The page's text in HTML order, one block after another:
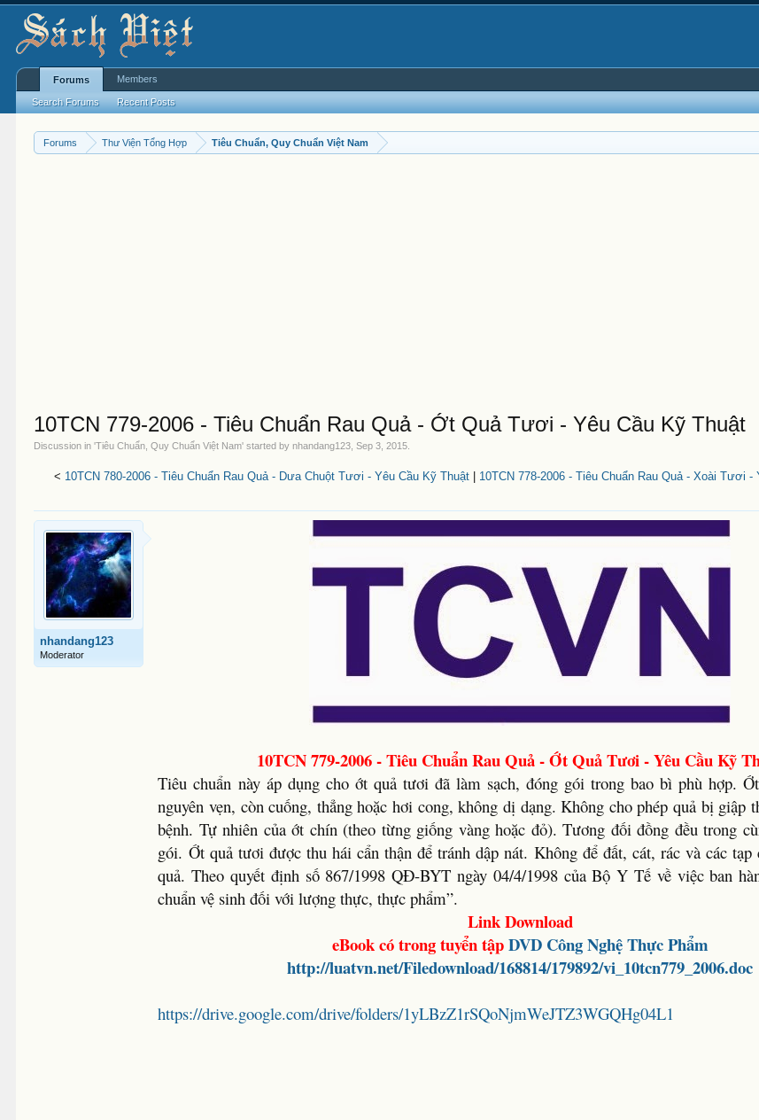
Forums Thư Viện Tổng Hợp Tiêu Chuẩn, Quy Chuẩn Việt Nam
10TCN 779-2006 - Tiêu Chuẩn Rau Quả - Ớt Quả Tươi - Yêu Cầu Kỹ Thuật
Discussion in 'Tiêu Chuẩn, Quy Chuẩn Việt Nam' started bynhandang123 ,Sep 3, 2015
< 10TCN 780-2006 - Tiêu Chuẩn Rau Quả - Dưa Chuột Tươi - Yêu Cầu Kỹ Thuật 10TCN 778-2006 - Tiêu Chuẩn Rau Quả - Xoài Tươi -
nhandang123
Moderator
10TCN 779-2006 - Tiêu Chuẩn Rau Quả - Ớt Quả Tươi - Yêu Cầu Kỹ
Tiêu chuẩn này áp dụng cho ớt quả tươi đã làm sạch, đóng gói trong bao bì phù hợp.
nguyên vẹn, còn cuống, thẳng hoặc hơi cong, không dị dạng. Không cho phép quả bị giập
bệnh. Tự nhiên của ớt chín (theo từng giống vàng hoặc đỏ). Tương đối đồng đều trong
gói. Ớt quả tươi được thu hái cẩn thận để tránh dập nát. Không để đất, cát, rác và các tạp
quả. Theo quyết định số 867/1998 QĐ-BYT ngày 04/4/1998 của Bộ Y Tế về việc ban
chuẩn vệ sinh đối với lượng thực, thực phẩm”.
Link Download
eBook có trong tuyển tậpDVD Công Nghệ Thực Phẩm
http://luatvn.net/Filedownload/168814/179892/vi_10tcn779_2006.doc
https://drive.google.com/drive/folders/1yLBzZ1rSQoNjmWeJTZ3WGQHg04L1
Forums
Search Forums Recent Posts
Members